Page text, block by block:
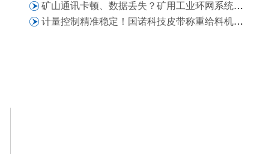
矿山通讯卡顿、数据丢失？矿用工业环网系统解决煤矿通讯难题
计量控制精准稳定！国诺科技皮带称重给料机批量发往萨尔瓦多化工业项目